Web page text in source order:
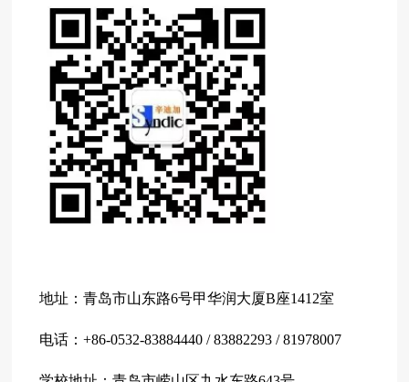
地址：青岛市山东路6号甲华润大厦B座1412室
电话：+86-0532-83884440 / 83882293 / 81978007